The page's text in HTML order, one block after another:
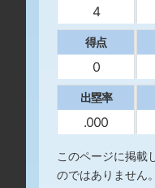
4
得点
0
出塁率
.000
このページに掲載
のではありません。